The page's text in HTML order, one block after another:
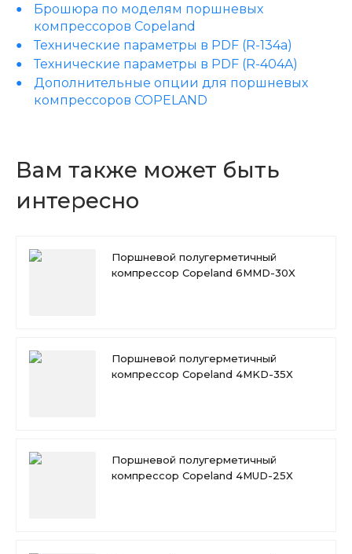
Брошюра по моделям поршневых
компрессоров Copeland
Технические параметры в PDF (R-134a)
Технические параметры в PDF (R-404A)
Дополнительные опции для поршневых
компрессоров COPELAND
Вам также может быть
интересно
Поршневой полугерметичный
компрессор Copeland 6MMD-30X
Поршневой полугерметичный
компрессор Copeland 4MKD-35X
Поршневой полугерметичный
компрессор Copeland 4MUD-25X